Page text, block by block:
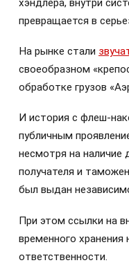
хэндлера, внутри
превращается в
На рынке стали
своеобразном
обработке грузов
И история с флеш-
публичным
несмотря на наличие
получателя и
был выдан
При этом ссылки на
временного
ответственности.